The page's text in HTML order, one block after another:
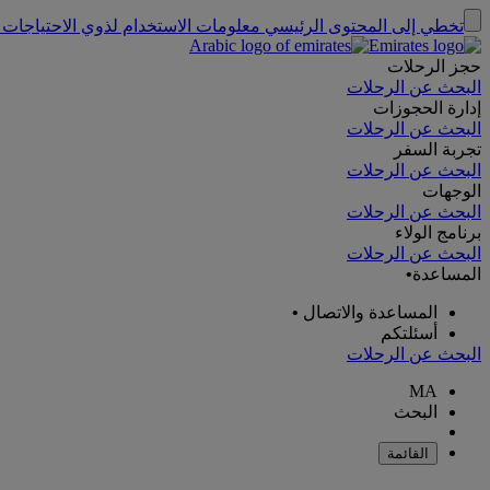
تخطي إلى المحتوى الرئيسي معلومات الاستخدام لذوي
حجز الرحلات
البحث عن الرحلات
إدارة الحجوزات
البحث عن الرحلات
تجربة السفر
البحث عن الرحلات
الوجهات
البحث عن الرحلات
برنامج الولاء
البحث عن الرحلات
المساعدة•
المساعدة والاتصال •
أسئلتكم
البحث عن الرحلات
MA
البحث
القائمة